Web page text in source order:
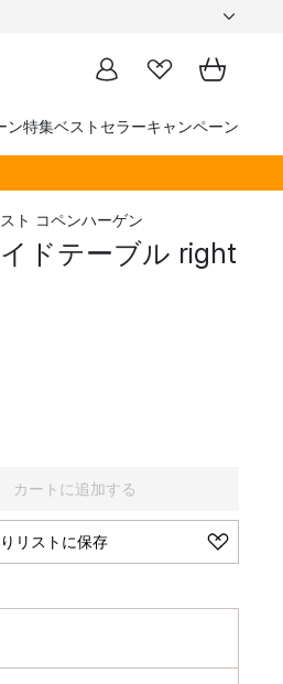
ン特集ベストセラーキャンペーン
ト コペンハーゲン
ドテーブル right
カートに追加する
リストに保存